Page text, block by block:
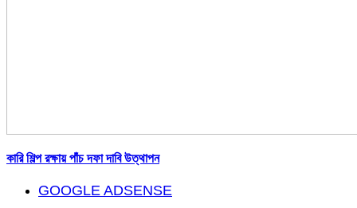
কারি শিল্প রক্ষায় পাঁচ দফা দাবি উত্থাপন
GOOGLE ADSENSE